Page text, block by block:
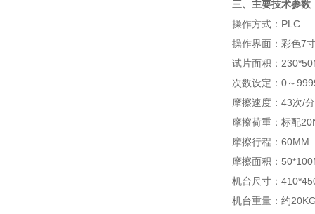
三、主要技术参数
操作方式：PLC
操作界面：彩色7
试片面积：
次数设定：0～
摩擦速度：43次/分
摩擦荷重：标配
摩擦行程：60MM
摩擦面积：
机台尺寸：
机台重量：约